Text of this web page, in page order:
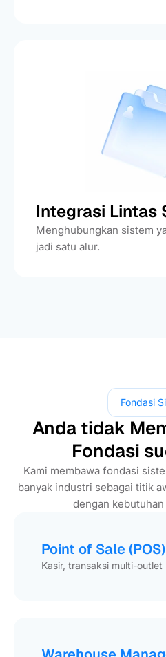
Integrasi Lintas
Menghubungkan sistem
jadi satu alur.
Fondasi
Anda tidak
Fondasi
Kami membawa fondasi
banyak industri sebagai titik
dengan
Point of Sale
Kasir, transaksi multi-outlet